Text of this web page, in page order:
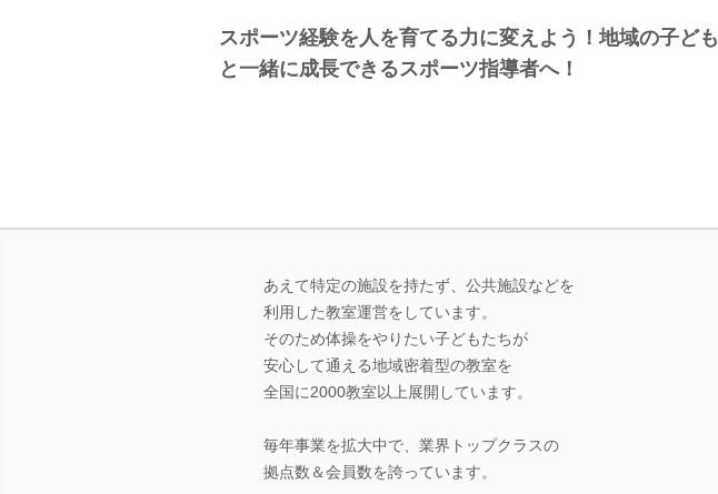
スポーツ経験を人を育てる力に変えよう！地域の子ども
と一緒に成長できるスポーツ指導者へ！
あえて特定の施設を持たず、公共施設などを
利用した教室運営をしています。
そのため体操をやりたい子どもたちが
安心して通える地域密着型の教室を
全国に2000教室以上展開しています。
毎年事業を拡大中で、業界トップクラスの
拠点数＆会員数を誇っています。